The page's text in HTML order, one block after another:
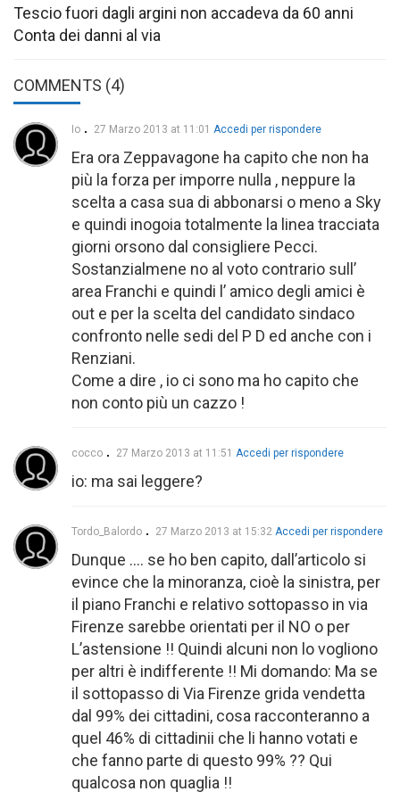
Tescio fuori dagli argini non accadeva da 60 anni
Conta dei danni al via
COMMENTS (4)
Io 27 Marzo 2013 at 11:01 Accedi per rispondere
Era ora Zeppavagone ha capito che non ha
più la forza per imporre nulla , neppure la
scelta a casa sua di abbonarsi o meno a Sky
e quindi inogoia totalmente la linea tracciata
giorni orsono dal consigliere Pecci.
Sostanzialmene no al voto contrario sull’
area Franchi e quindi l’ amico degli amici è
out e per la scelta del candidato sindaco
confronto nelle sedi del P D ed anche con i
Renziani.
Come a dire , io ci sono ma ho capito che
non conto più un cazzo !
cocco 27 Marzo 2013 at 11:51 Accedi per rispondere
io: ma sai leggere?
Tordo_Balordo 27 Marzo 2013 at 15:32 Accedi per rispondere
Dunque …. se ho ben capito, dall’articolo si
evince che la minoranza, cioè la sinistra, per
il piano Franchi e relativo sottopasso in via
Firenze sarebbe orientati per il NO o per
L’astensione !! Quindi alcuni non lo vogliono
per altri è indifferente !! Mi domando: Ma se
il sottopasso di Via Firenze grida vendetta
dal 99% dei cittadini, cosa racconteranno a
quel 46% di cittadinii che li hanno votati e
che fanno parte di questo 99% ?? Qui
qualcosa non quaglia !!